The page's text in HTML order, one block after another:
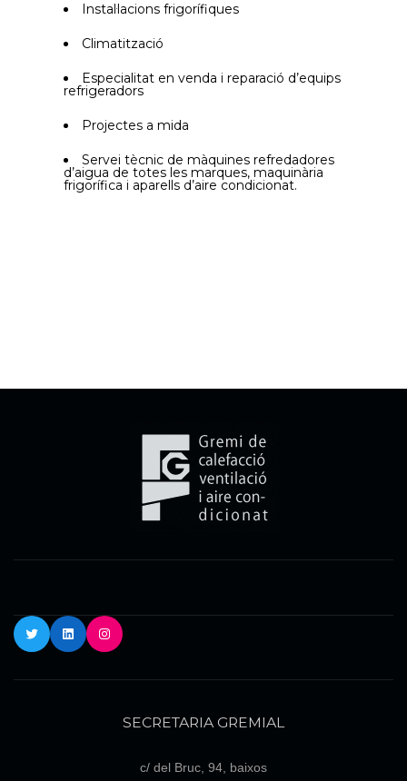
Instal·lacions frigorífiques
Climatització
Especialitat en venda i reparació d’equips
refrigeradors
Projectes a mida
Servei tècnic de màquines refredadores
d’aigua de totes les marques, maquinària
frigorífica i aparells d’aire condicionat.
TwitterLinkedInInstagram
SECRETARIA GREMIAL
c/ del Bruc, 94, baixos